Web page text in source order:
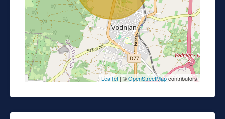
Leaflet | ©OpenStreetMapcontributors